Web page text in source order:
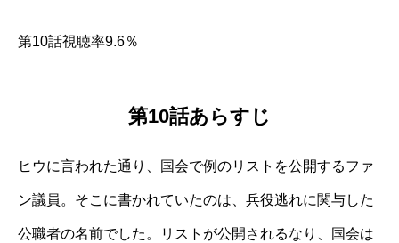
第10話視聴率9.6％
第10話あらすじ
ヒウに言われた通り、国会で例のリストを公開するファ
ン議員。そこに書かれていたのは、兵役逃れに関与した
公職者の名前でした。リストが公開されるなり、国会は